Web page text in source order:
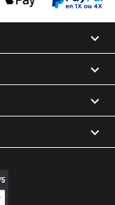



